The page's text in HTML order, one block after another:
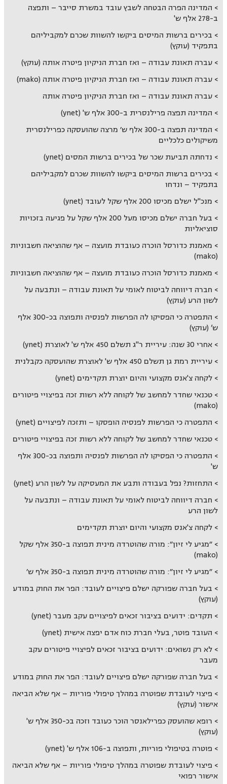
המדינה הפרה הבטחה לשבץ עובד במשרת סייבר – ותפצה
ב-278 אלף ש'
בכירים ברשות המיסים ביקשו להשוות שכרם למקביליהם
בתפקיד (עוקץ)
עברה תאונת עבודה – ואז חברת הניקיון פיטרה אותה (עוקץ)
עברה תאונת עבודה – ואז חברת הניקיון פיטרה אותה (mako)
עברה תאונת עבודה – ואז חברת הניקיון פיטרה אותה
המדינה תפצה פרילנסרית ב-300 אלף ש' (ynet)
המדינה תפצה ב-300 אלף ש׳ מרצה שהועסקה כפרילנסרית
משיקולים כלכליים
נדחתה תביעת שכר של בכירים ברשות המסים (ynet)
בכירים ברשות המיסים ביקשו להשוות שכרם למקביליהם
בתפקיד – ונדחו
מנכ"ל ישלם מכיסו 200 אלף שקל לעובד (ynet)
בעל חברה ישלם מכיסו מעל 200 אלף שקל על פגיעה בזכויות
סוציאליות
מאמנת כדורסל הוכרה כעובדת מועצה – אף שהוציאה חשבוניות
(mako)
מאמנת כדורסל הוכרה כעובדת מועצה – אף שהוציאה חשבוניות
חברה דיווחה לביטוח לאומי על תאונת עבודה – ונתבעה על
לשון הרע (עוקץ)
התפטרה כי הפסיקו לה הפרשות לפנסיה ותפוצה בכ-300 אלף
ש’ (עוקץ)
אחרי 30 שנה: עיריית ר"ג תשלם 450 אלף ש' לאוצרת (ynet)
עיריית רמת גן תשלם 450 אלף ש' לאוצרת שהועסקה כקבלנית
לקחה צ'אנס מקצועי והיום יוצרת תקדימים (ynet)
טכנאי שחדר למחשב של לקוחה ללא רשות זכה בפיצויי פיטורים
(mako)
התפטרה כי הפרשות לפנסיה הופסקו – ותזכה לפיצויים (ynet)
טכנאי שחדר למחשב של לקוחה ללא רשות זכה בפיצויי פיטורים
התפטרה כי הפסיקו לה הפרשות לפנסיה ותפוצה בכ-300 אלף
ש'
התחזות? נפל בעבודה ותבע את המעסיקה על לשון הרע (ynet)
חברה דיווחה לביטוח לאומי על תאונת עבודה – ונתבעה על
לשון הרע
לקחה צ'אנס מקצועי והיום יוצרת תקדימים
״מגיע לי זיון״: מורה שהוטרדה מינית תפוצה ב-350 אלף שקל
(mako)
״מגיע לי זיון״: מורה שהוטרדה מינית תפוצה ב-350 אלף ש׳
בעל חברה שפורקה ישלם פיצויים לעובד: הפר את החוק במודע
(עוקץ)
תקדים: ידועים בציבור זכאים לפיצויים עקב מעבר (ynet)
העובד פוטר, בעלי חברת כוח אדם יפצה אישית (ynet)
לא רק נשואים: ידועים בציבור זכאים לפיצויי פיטורים עקב
מעבר
בעל חברה שפורקה ישלם פיצויים לעובד: הפר את החוק במודע
פיצוי לעובדת שפוטרה במהלך טיפולי פוריות – אף שלא הביאה
אישור (עוקץ)
רופא שהועסק כפרילאנסר הוכר כעובד וזכה בכ-350 אלף ש'
(עוקץ)
פוטרה בטיפולי פוריות, ותפוצה ב-106 אלף ש' (ynet)
פיצוי לעובדת שפוטרה במהלך טיפולי פוריות – אף שלא הביאה
אישור רפואי